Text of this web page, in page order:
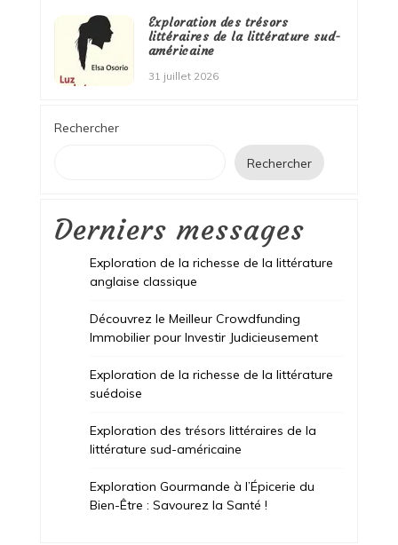
Exploration des trésors
littéraires de la littérature sud-
américaine
31 juillet 2026
Rechercher
Rechercher
Derniers messages
Exploration de la richesse de la littérature
anglaise classique
Découvrez le Meilleur Crowdfunding
Immobilier pour Investir Judicieusement
Exploration de la richesse de la littérature
suédoise
Exploration des trésors littéraires de la
littérature sud-américaine
Exploration Gourmande à l’Épicerie du
Bien-Être : Savourez la Santé !